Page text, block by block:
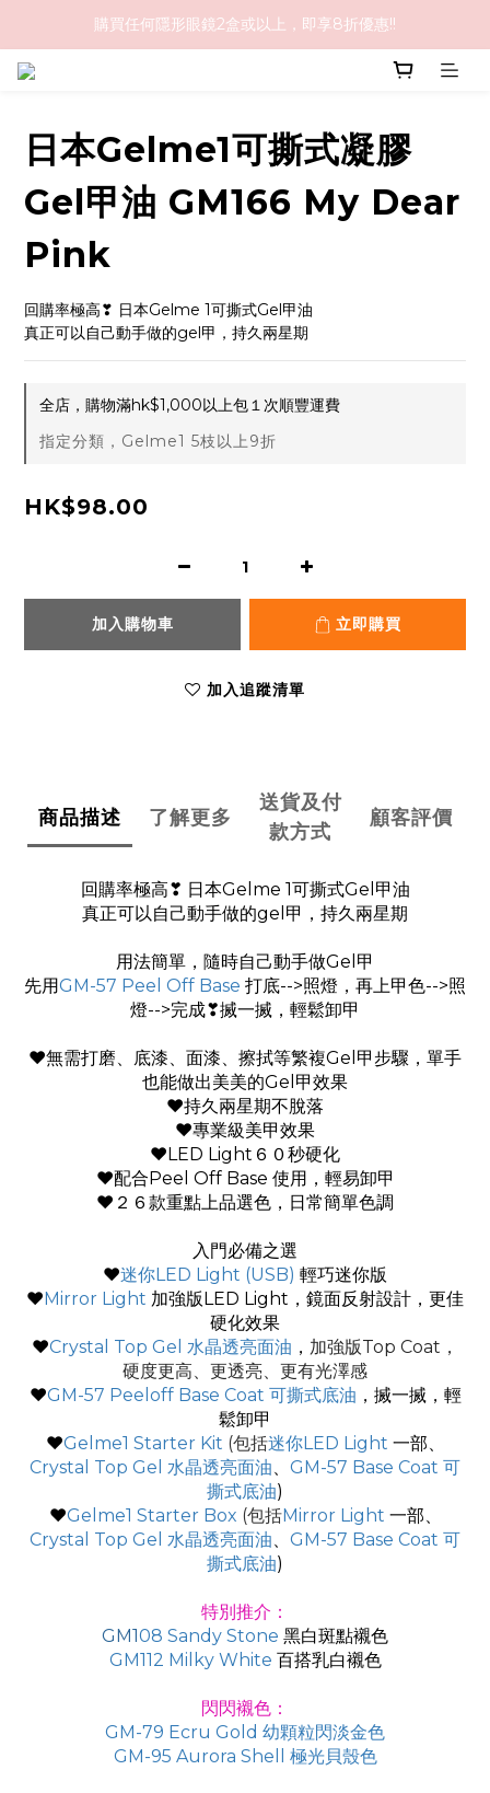
購物滿HK$1,000免順豐運費
購買任何隱形眼鏡2盒或以上，即享8折優惠!!
日本Gelme1可撕式凝膠
Gel甲油 GM166 My Dear
Pink
回購率極高❣ 日本Gelme 1可撕式Gel甲油
真正可以自己動手做的gel甲，持久兩星期
全店，購物滿hk$1,000以上包１次順豐運費
指定分類，Gelme1 5枝以上9折
HK$98.00
加入購物車 立即購買
加入追蹤清單
商品描述 了解更多
送貨及付
款方式
顧客評價
回購率極高❣ 日本Gelme 1可撕式Gel甲油
真正可以自己動手做的gel甲，持久兩星期
用法簡單，隨時自己動手做Gel甲
先用GM-57 Peel Off Base 打底-->照燈，再上甲色-->照
燈-->完成❣搣一搣，輕鬆卸甲
❤無需打磨、底漆、面漆、擦拭等繁複Gel甲步驟，單手
也能做出美美的Gel甲效果
❤持久兩星期不脫落
❤專業級美甲效果
❤LED Light６０秒硬化
❤配合Peel Off Base 使用，輕易卸甲
❤２６款重點上品選色，日常簡單色調
入門必備之選
♥迷你LED Light (USB) 輕巧迷你版
♥ Mirror Light 加強版LED Light，鏡面反射設計，更佳
硬化效果
♥Crystal Top Gel 水晶透亮面油 ， 加強版Top Coat，
硬度更高、更透亮、更有光澤感
♥GM-57 Peeloff Base Coat 可撕式底油 ，搣一搣，輕
鬆卸甲
♥Gelme1 Starter Kit (包括迷你LED Light 一部、
Crystal Top Gel 水晶透亮面油、 GM-57 Base Coat 可
撕式底油)
♥Gelme1 Starter Box (包括Mirror Light 一部、
Crystal Top Gel 水晶透亮面油、 GM-57 Base Coat 可
撕式底油)
特別推介 ：
GM108 Sandy Stone 黑白斑點襯色
GM112 Milky White 百搭乳白襯色
閃閃襯色 ：
GM-79 Ecru Gold 幼顆粒閃淡金色
GM-95 Aurora Shell 極光貝殼色